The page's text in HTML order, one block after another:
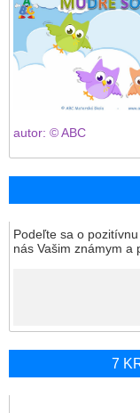
autor: © ABC
Podeľte sa o
nás Vašim známym a
7